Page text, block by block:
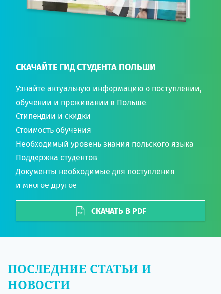
СКАЧАЙТЕ ГИД СТУДЕНТА ПОЛЬШИ
Узнайте актуальную информацию о поступлении,
обучении и проживании в Польше.
Стипендии и скидки
Стоимость обучения
Необходимый уровень знания польского языка
Поддержка студентов
Документы необходимые для поступления
и многое другое
СКАЧАТЬ В PDF
ПОСЛЕДНИЕ СТАТЬИ И
НОВОСТИ